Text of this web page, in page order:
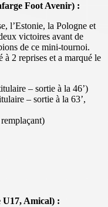
Foot Avenir) :
l’Estonie, la Pologne et
victoires avant de
de ce mini-tournoi.
2 reprises et a marqué le
– sortie à la 46’)
– sortie à la 63’,
Amical) :